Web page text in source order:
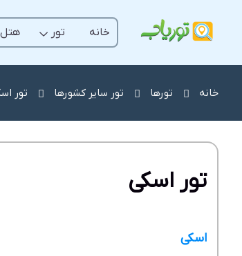
خانه تور هتل
خانه تورها تور سایر کشورها تور
تور اسکی
اسکی